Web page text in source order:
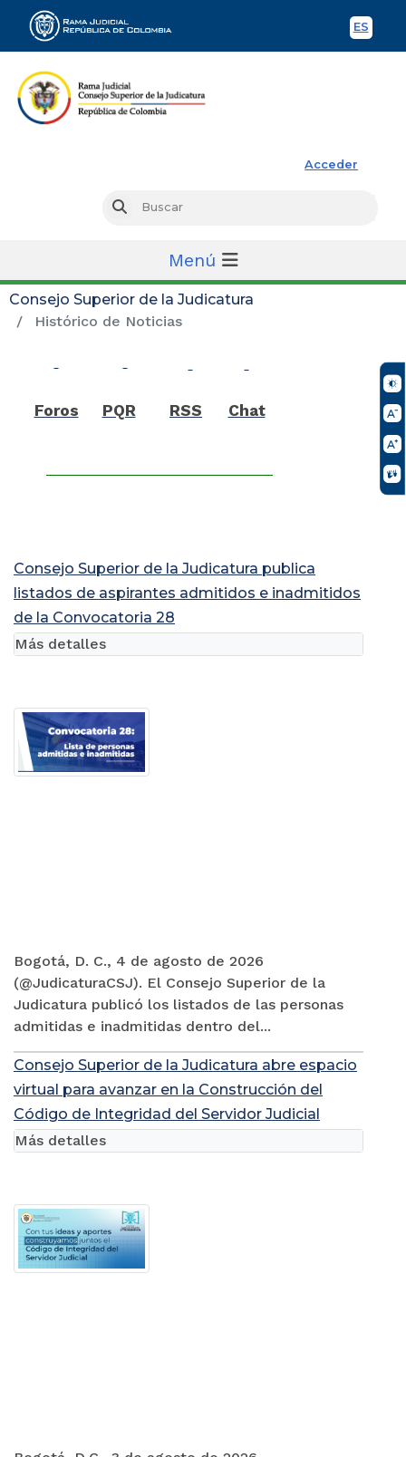
ES
Acceder
Buscar
Menú
Consejo Superior de la Judicatura
Histórico de Noticias
Foros PQR RSS Chat
Consejo Superior de la Judicatura publica
listados de aspirantes admitidos e inadmitidos
de la Convocatoria 28
Bogotá, D. C., 4 de agosto de 2026
(@JudicaturaCSJ). El Consejo Superior de la
Judicatura publicó los listados de las personas
admitidas e inadmitidas dentro del...
Más detalles
Consejo Superior de la Judicatura abre espacio
virtual para avanzar en la Construcción del
Código de Integridad del Servidor Judicial
Más detalles